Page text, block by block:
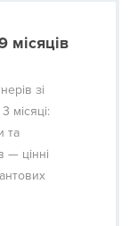
місяців
зі
місяці:
та
— цінні